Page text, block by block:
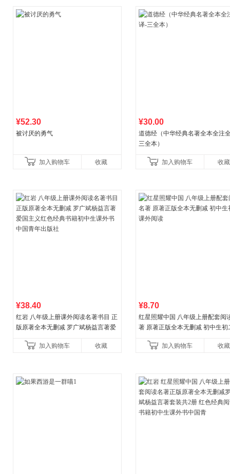
¥52.30
被讨厌的勇气
加入购物车 收藏
¥30.00
道德经（中华经典名著全本全注
三全本）
加入购物车 收藏
¥38.40
红岩 八年级上册课外阅读名著书目 正
版原著全本无删减 罗广斌杨益言著爱
国青年出版社加入购物车 收藏
¥8.70
红星照耀中国 八年级上册配套阅
著 原著正版全本无删减 初中生初
加入购物车
收藏